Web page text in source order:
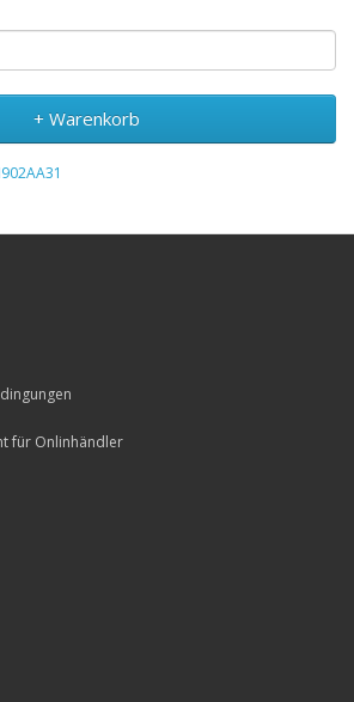
+ Warenkorb
für Onlinhändler